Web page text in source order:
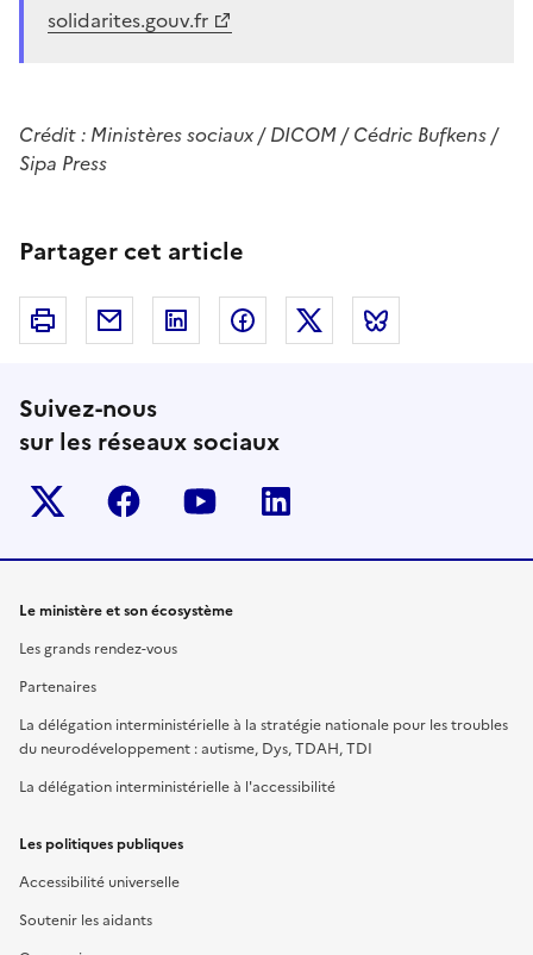
solidarites.gouv.fr
Crédit : Ministères sociaux / DICOM / Cédric Bufkens /
Sipa Press
Partager cet article
Imprimer Courriel Linkedin FacebookTwitter
Suivez-nous
sur les réseaux sociaux
Twitter-x facebook youtube
Le ministère et son écosystème
Les grands rendez-vous
Partenaires
La délégation interministérielle à la stratégie nationale pour les troubles
du neurodéveloppement : autisme, Dys, TDAH, TDI
La délégation interministérielle à l'accessibilité
Les politiques publiques
Accessibilité universelle
Soutenir les aidants